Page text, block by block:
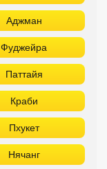
Аджман
Фуджейра
Паттайя
Краби
Пхукет
Нячанг